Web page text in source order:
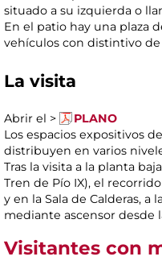
situado a su izquierda o
En el patio hay una plaza
vehículos con distintivo de
La visita
Abrir el >
PLANO
Los espacios expositivos
distribuyen en varios
Tras la visita a la planta
Tren de Pío IX), el
y en la Sala de Calderas, a
mediante ascensor desde
Visitantes con